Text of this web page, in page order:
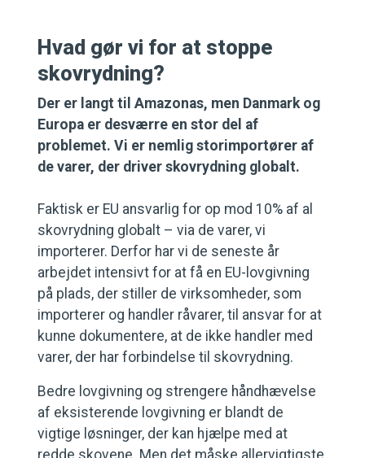
Hvad gør vi for at stoppe
skovrydning?
Der er langt til Amazonas, men Danmark og
Europa er desværre en stor del af
problemet. Vi er nemlig storimportører af
de varer, der driver skovrydning globalt.
Faktisk er EU ansvarlig for op mod 10% af al
skovrydning globalt – via de varer, vi
importerer. Derfor har vi de seneste år
arbejdet intensivt for at få en EU-lovgivning
på plads, der stiller de virksomheder, som
importerer og handler råvarer, til ansvar for at
kunne dokumentere, at de ikke handler med
varer, der har forbindelse til skovrydning.
Bedre lovgivning og strengere håndhævelse
af eksisterende lovgivning er blandt de
vigtige løsninger, der kan hjælpe med at
redde skovene. Men det måske allervigtigste,